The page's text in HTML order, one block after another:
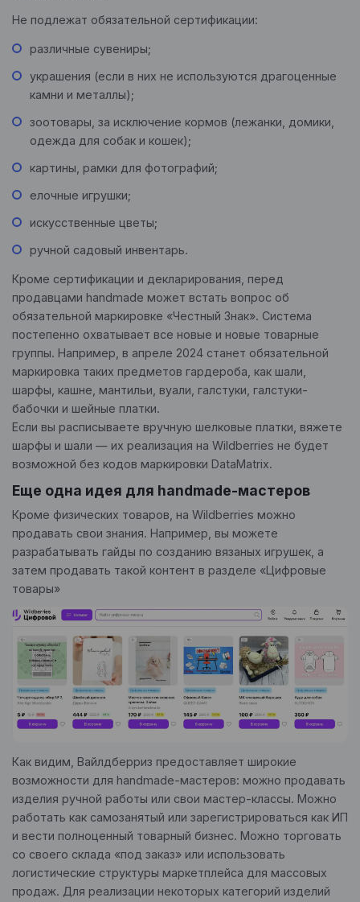
Не подлежат обязательной сертификации:
различные сувениры;
украшения (если в них не используются драгоценные
камни и металлы);
зоотовары, за исключение кормов (лежанки, домики,
одежда для собак и кошек);
картины, рамки для фотографий;
елочные игрушки;
искусственные цветы;
ручной садовый инвентарь.
Кроме сертификации и декларирования, перед
продавцами handmade может встать вопрос об
обязательной маркировке «Честный Знак». Система
постепенно охватывает все новые и новые товарные
группы. Например, в апреле 2024 станет обязательной
маркировка таких предметов гардероба, как шали,
шарфы, кашне, мантильи, вуали, галстуки, галстуки-
бабочки и шейные платки.
Если вы расписываете вручную шелковые платки, вяжете
шарфы и шали — их реализация на Wildberries не будет
возможной без кодов маркировки DataMatrix.
Еще одна идея для handmade-мастеров
Кроме физических товаров, на Wildberries можно
продавать свои знания. Например, вы можете
разрабатывать гайды по созданию вязаных игрушек, а
затем продавать такой контент в разделе «Цифровые
товары»
Как видим, Вайлдберриз предоставляет широкие
возможности для handmade-мастеров: можно продавать
изделия ручной работы или свои мастер-классы. Можно
работать как самозанятый или зарегистрироваться как ИП
и вести полноценный товарный бизнес. Можно торговать
со своего склада «под заказ» или использовать
логистические структуры маркетплейса для массовых
продаж. Для реализации некоторых категорий изделий